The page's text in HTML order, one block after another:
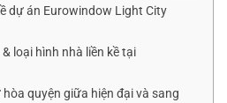
dự án Eurowindow Light City
loại hình nhà liền kề tại
quyện giữa hiện đại và sang